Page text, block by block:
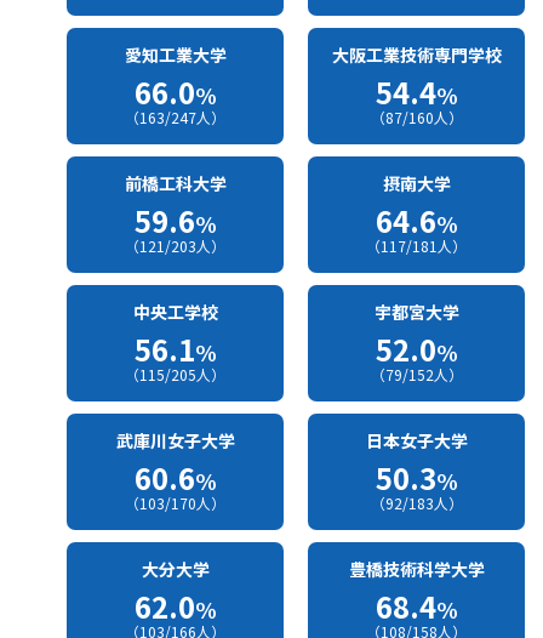
愛知工業大学
66.0%
（163/247人）
大阪工業技術専門学校
54.4%
（87/160人）
前橋工科大学
59.6%
（121/203人）
摂南大学
64.6%
（117/181人）
中央工学校
56.1%
（115/205人）
宇都宮大学
52.0%
（79/152人）
武庫川女子大学
60.6%
（103/170人）
日本女子大学
50.3%
（92/183人）
大分大学
62.0%
（103/166人）
豊橋技術科学大学
68.4%
（108/158人）